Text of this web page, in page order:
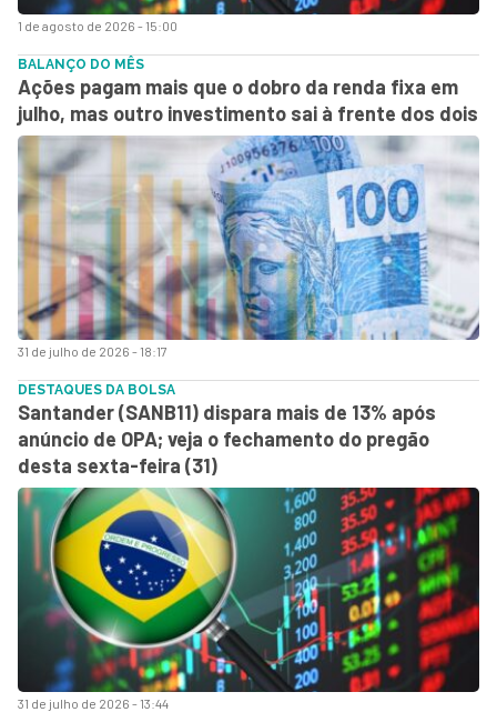
1 de agosto de 2026 - 15:00
31 de julho de 2026 - 18:17
BALANÇO DO MÊS
Ações pagam mais que o dobro da renda fixa em
julho, mas outro investimento sai à frente dos dois
31 de julho de 2026 - 13:44
DESTAQUES DA BOLSA
Santander (SANB11) dispara mais de 13% após
anúncio de OPA; veja o fechamento do pregão
desta sexta-feira (31)